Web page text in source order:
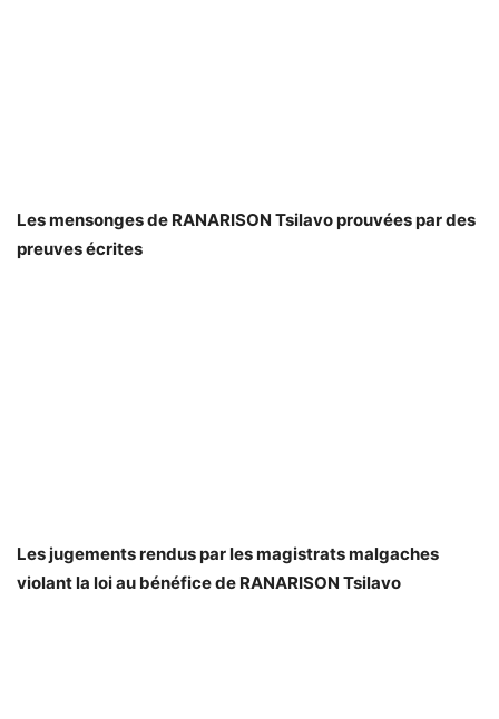
Les mensonges de RANARISON Tsilavo prouvées par des
preuves écrites
Les jugements rendus par les magistrats malgaches
violant la loi au bénéfice de RANARISON Tsilavo